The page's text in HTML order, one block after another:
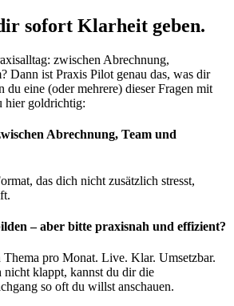
sofort Klarheit geben.
zwischen Abrechnung,
Dann ist Praxis Pilot genau das, was dir
du eine (oder mehrere) dieser Fragen mit
hier goldrichtig:
Abrechnung, Team und
das dich nicht zusätzlich stresst,
– aber bitte praxisnah und effizient?
pro Monat. Live. Klar. Umsetzbar.
klappt, kannst du dir die
so oft du willst anschauen.